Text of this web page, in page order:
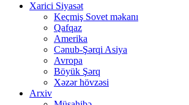
Xarici Siyasət
Keçmiş Sovet məkanı
Qafqaz
Amerika
Cənub-Şərqi Asiya
Avropa
Böyük Şərq
Xəzər hövzəsi
Arxiv